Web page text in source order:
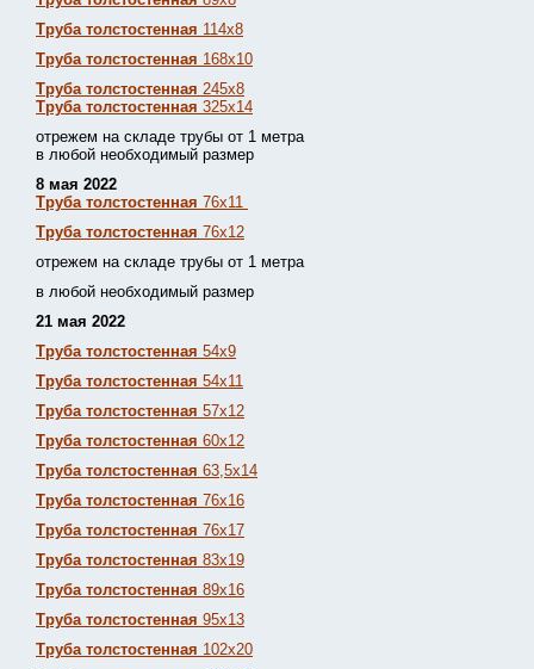
Труба толстостенная 114х8
Труба толстостенная 168х10
Труба толстостенная 245х8
Труба толстостенная 325х14
отрежем на складе трубы от 1 метра
в любой необходимый размер
8 мая 2022
Труба толстостенная 76х11
Труба толстостенная 76х12
отрежем на складе трубы от 1 метра
в любой необходимый размер
21 мая 2022
Труба толстостенная 54х9
Труба толстостенная 54х11
Труба толстостенная 57х12
Труба толстостенная 60х12
Труба толстостенная 63,5х14
Труба толстостенная 76х16
Труба толстостенная 76х17
Труба толстостенная 83х19
Труба толстостенная 89х16
Труба толстостенная 95х13
Труба толстостенная 102х20